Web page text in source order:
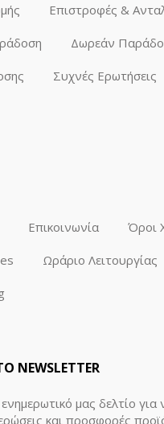
Επιστροφές &
Δωρεάν
Συχνές Ερωτήσεις
Επικοινωνία Όροι
Ωράριο Λειτουργίας
NEWSLETTER
μας δελτίο για
και προσφορές